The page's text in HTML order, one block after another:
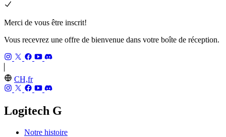
Merci de vous être inscrit!
Vous recevrez une offre de bienvenue dans votre boîte de réception.
CH,fr
Logitech G
Notre histoire